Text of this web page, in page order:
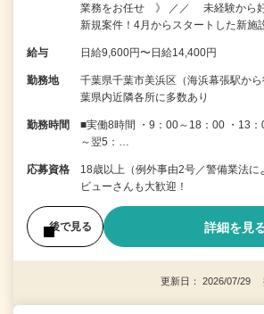
業務をお任せ 》 ／／ 未経験から
新規案件！4月からスタートした新施
給与 日給9,600円〜日給14,400円
勤務地
千葉県千葉市美浜区（海浜幕張駅か
葉県内近隣各所に多数あり
勤務時間
■実働8時間 ・9：00～18：00 ・13
～翌5：…
応募資格
18歳以上（例外事由2号／警備業法に
ビューさんも大歓迎！
後で見る 詳細を見
更新日： 2026/07/29